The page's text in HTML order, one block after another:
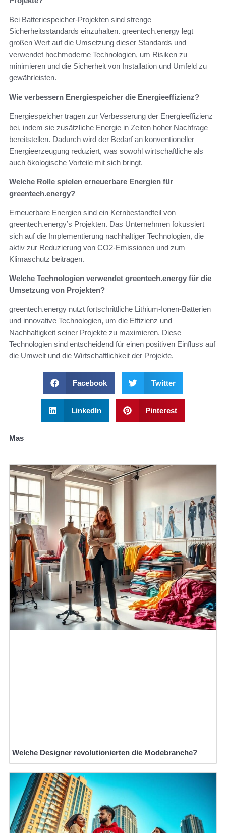
Bei Batteriespeicher-Projekten sind strenge
Sicherheitsstandards einzuhalten. greentech.energy legt
großen Wert auf die Umsetzung dieser Standards und
verwendet hochmoderne Technologien, um Risiken zu
minimieren und die Sicherheit von Installation und Umfeld zu
gewährleisten.
Wie verbessern Energiespeicher die Energieeffizienz?
Energiespeicher tragen zur Verbesserung der Energieeffizienz
bei, indem sie zusätzliche Energie in Zeiten hoher Nachfrage
bereitstellen. Dadurch wird der Bedarf an konventioneller
Energieerzeugung reduziert, was sowohl wirtschaftliche als
auch ökologische Vorteile mit sich bringt.
Welche Rolle spielen erneuerbare Energien für
greentech.energy?
Erneuerbare Energien sind ein Kernbestandteil von
greentech.energy’s Projekten. Das Unternehmen fokussiert
sich auf die Implementierung nachhaltiger Technologien, die
aktiv zur Reduzierung von CO2-Emissionen und zum
Klimaschutz beitragen.
Welche Technologien verwendet greentech.energy für die
Umsetzung von Projekten?
greentech.energy nutzt fortschrittliche Lithium-Ionen-Batterien
und innovative Technologien, um die Effizienz und
Nachhaltigkeit seiner Projekte zu maximieren. Diese
Technologien sind entscheidend für einen positiven Einfluss auf
die Umwelt und die Wirtschaftlichkeit der Projekte.
Facebook Twitter
LinkedIn Pinterest
Mas
Welche Designer revolutionierten die Modebranche?